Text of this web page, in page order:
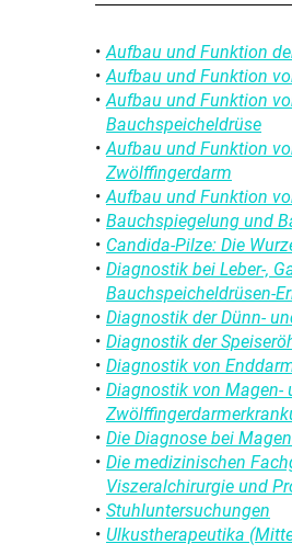
Beipackzettelsuche
Rheumatologische
Blut, Krebs und
Haut, Haare und Nägel
Psychische
Neurologie
Schmerz- und
Frauenkrankheiten
Männerkrankheiten
Aufbau und Funktion
Aufbau und Funktion
Aufbau und Funktion
Bauchspeicheldrüse
Aufbau und Funktion
Zwölffingerdarm
Aufbau und Funktion
Bauchspiegelung und
Candida-Pilze: Die
Diagnostik bei Leber-,
Bauchspeicheldrüsen-
Diagnostik der Dünn-
Diagnostik der
Diagnostik von
Diagnostik von Magen-
Die Diagnose bei
Die medizinischen
Viszeralchirurgie und
Stuhluntersuchungen
Ulkustherapeutika